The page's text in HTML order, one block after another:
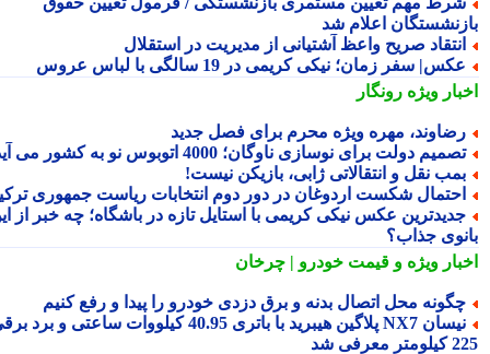
اعلام شد
صریح واعظ آشتیانی از مدیریت در استقلال
سفر زمان؛ نیکی کریمی در 19 سالگی با لباس عروس
ویژهرونگار
مهره ویژه محرم برای فصل جدید
دولت برای نوسازی ناوگان؛ 4000 اتوبوس نو به کشور می آید
نقل و انتقالاتی ژابی، بازیکن نیست!
شکست اردوغان در دور دوم انتخابات ریاست جمهوری ترکیه
عکس نیکی کریمی با استایل تازه در باشگاه؛ چه خبر از این
جذاب؟
ویژهو قیمت خودرو | چرخان
محل اتصال بدنه و برق دزدی خودرو را پیدا و رفع کنیم
نیسان NX7 پلاگین هیبرید با باتری 40.95 کیلووات ساعتی و برد برقی